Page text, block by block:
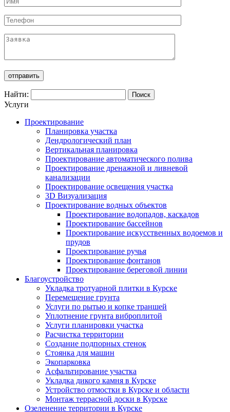
Найти:
Услуги
Проектирование
Планировка участка
Дендрологический план
Вертикальная планировка
Проектирование автоматического полива
Проектирование дренажной и ливневой
канализации
Проектирование освещения участка
3D Визуализация
Проектирование водных объектов
Проектирование водопадов, каскадов
Проектирование бассейнов
Проектирование искусственных водоемов и
прудов
Проектирование ручья
Проектирование фонтанов
Проектирование береговой линии
Благоустройство
Укладка тротуарной плитки в Курске
Перемещение грунта
Услуги по рытью и копке траншей
Уплотнение грунта виброплитой
Услуги планировки участка
Расчистка территории
Создание подпорных стенок
Стоянка для машин
Экопарковка
Асфальтирование участка
Укладка дикого камня в Курске
Устройство отмостки в Курске и области
Монтаж террасной доски в Курске
Озеленение территории в Курске